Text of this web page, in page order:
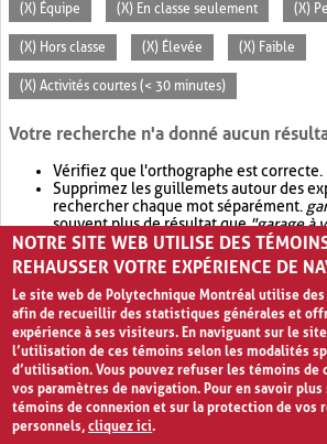
(X) Équipe (X) En classe seulement (X)
(X) Hors classe (X) Élevée (X) Faible
(X) Activités courtes (< 30 minutes)
Votre recherche n'a donné aucun
Vérifiez que l'orthographe est correcte.
Supprimez les guillemets autour des
rechercher chaque mot séparément.
souvent plus de résultat que"garage à
Envisagez d'élargir votre recherche
retournera souvent plus de résultat que
NOTRE SITE WEB UTILISE DES
REHAUSSER VOTRE EXPÉRIENCE DE
Le site web de Polytechnique Montréal utilise
afin de recueillir des statistiques générales et
expérience à ses visiteurs. En naviguant sur le
l’utilisation de ces témoins selon les modalités
d’utilisation. Vous pouvez refuser les témoins de
vos paramètres de navigation. Pour en savoir plus
témoins de connexion et sur la protection de vos
personnels,cliquez ici.